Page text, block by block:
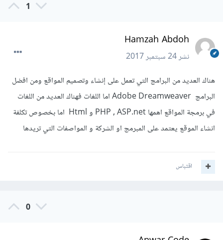
1
Hamzah Abdoh
نشر24 سبتمبر 2017
هناك العديد من البرامج التي تعمل على إنشاء وتصميم المواقع ومن افضل
البرامج Adobe Dreamweaver اما اللغات فهناك العديد من اللغات
في برمجة المواقع اهمها PHP , ASP.net و Html اما بخصوص تكلفة
انشاء الموقع يعتمد على المبرمج او الشركة و المواصفات التي تريدها
اقتباس
0